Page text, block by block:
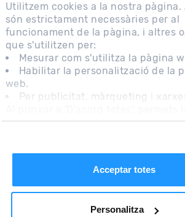
Utilitzem cookies a la nostra pàgina.
són estrictament necessàries per al
funcionament de la pàgina, i altres
que s'utilitzen per:
Mesurar com s'utilitza la pàgina
Habilitar la personalització de la
web.
Per publicitat, màrqueting i
instal·lació de les cookies. Si
Acceptar totes
Personalitza
CONTACTE
PREGUNTES FREQÜENTS